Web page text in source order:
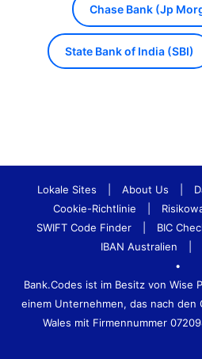
Chase Bank (Jp
State Bank of India (SBI)
Lokale Sites About Us
Cookie-Richtlinie
SWIFT Code Finder
BIC
IBAN Australien
•
Bank.Codes ist im Besitz von Wise
einem Unternehmen, das nach den
Wales mit Firmennummer